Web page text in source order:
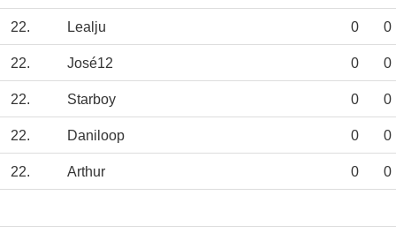
22. Lealju 0 0
22. José12 0 0
22. Starboy 0 0
22. Daniloop 0 0
22. Arthur 0 0